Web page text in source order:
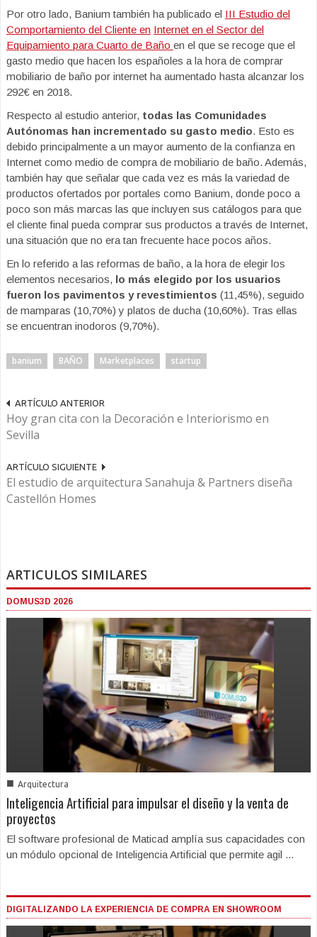
Por otro lado, Banium también ha publicado el III Estudio del
Comportamiento del Cliente en Internet en el Sector del
Equipamiento para Cuarto de Baño en el que se recoge que el
gasto medio que hacen los españoles a la hora de comprar
mobiliario de baño por internet ha aumentado hasta alcanzar los
292€ en 2018.
Respecto al estudio anterior, todas las Comunidades
Autónomas han incrementado su gasto medio. Esto es
debido principalmente a un mayor aumento de la confianza en
Internet como medio de compra de mobiliario de baño. Además,
también hay que señalar que cada vez es más la variedad de
productos ofertados por portales como Banium, donde poco a
poco son más marcas las que incluyen sus catálogos para que
el cliente final pueda comprar sus productos a través de Internet,
una situación que no era tan frecuente hace pocos años.
En lo referido a las reformas de baño, a la hora de elegir los
elementos necesarios, lo más elegido por los usuarios
fueron los pavimentos y revestimientos (11,45%), seguido
de mamparas (10,70%) y platos de ducha (10,60%). Tras ellas
se encuentran inodoros (9,70%).
banium BAÑO Marketplaces startup
ARTÍCULO ANTERIOR
Hoy gran cita con la Decoración e Interiorismo en
Sevilla
ARTÍCULO SIGUIENTE
El estudio de arquitectura Sanahuja & Partners diseña
Castellón Homes
ARTICULOS SIMILARES
DOMUS3D 2026
■ Arquitectura
Inteligencia Artificial para impulsar el diseño y la venta de
proyectos
El software profesional de Maticad amplía sus capacidades con
un módulo opcional de Inteligencia Artificial que permite agil ...
DIGITALIZANDO LA EXPERIENCIA DE COMPRA EN SHOWROOM